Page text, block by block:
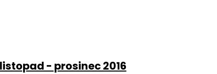
- prosinec 2016